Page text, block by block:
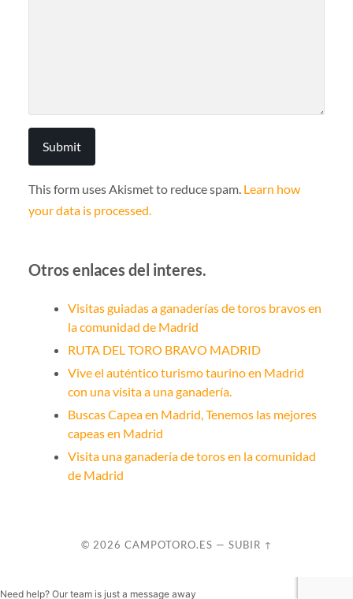
This form uses Akismet to reduce spam. Learn how
your data is processed.
Otros enlaces del interes.
Visitas guiadas a ganaderías de toros bravos en
la comunidad de Madrid
RUTA DEL TORO BRAVO MADRID
Vive el auténtico turismo taurino en Madrid
con una visita a una ganadería.
Buscas Capea en Madrid, Tenemos las mejores
capeas en Madrid
Visita una ganadería de toros en la comunidad
de Madrid
© 2026 CAMPOTORO.ES — SUBIR ↑
Need help? Our team is just a message away